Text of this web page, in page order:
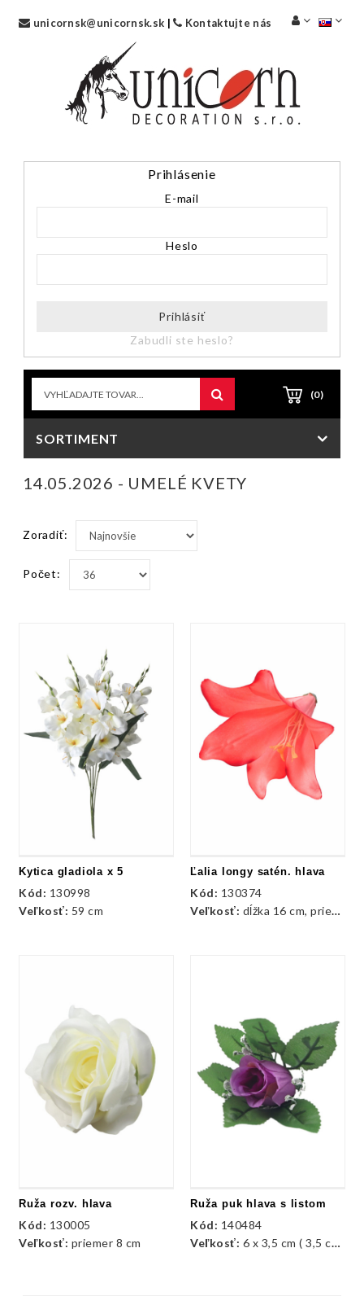
unicornsk@unicornsk.sk | Kontaktujte nás
Prihlásenie
E-mail
Heslo
Prihlásiť
Zabudli ste heslo?
(0)
SORTIMENT
14.05.2026 - UMELÉ KVETY
Zoradiť:
Počet:
Kytica gladiola x 5
Kód: 130998
Veľkosť: 59 cm
Ľalia longy satén. hlava
Kód: 130374
Veľkosť: dĺžka 16 cm, priemer hlavy 15 cm
Ruža rozv. hlava
Kód: 130005
Veľkosť: priemer 8 cm
Ruža puk hlava s listom
Kód: 140484
Veľkosť: 6 x 3,5 cm ( 3,5 cm je priemer hlavy ruže)